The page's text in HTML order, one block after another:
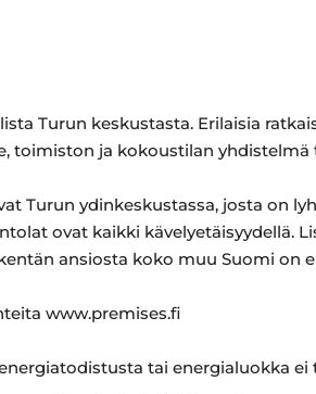
Turun keskustasta. Erilaisia
toimiston ja kokoustilan
Turun ydinkeskustassa, josta on
ovat kaikki kävelyetäisyydellä.
ansiosta koko muu Suomi on
www.premises.fi
tai energialuokka ei